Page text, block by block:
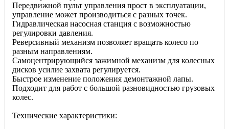
Передвижной пульт управления прост в эксплуатации,
управление может производиться с разных точек.
Гидравлическая насосная станция с возможностью
регулировки давления.
Реверсивный механизм позволяет вращать колесо по
разным направлениям.
Самоцентрирующийся зажимной механизм для колесных
дисков усилие захвата регулируется.
Быстрое изменение положения демонтажной лапы.
Подходит для работ с большой разновидностью грузовых
колес.
Технические характеристики: